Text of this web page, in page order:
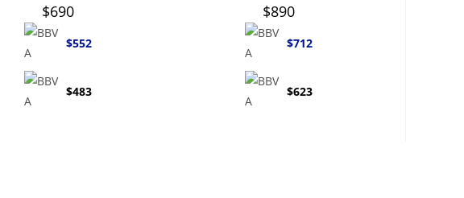
$690
$552
$483
$890
$712
$623